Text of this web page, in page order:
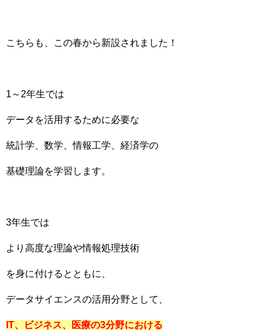
こちらも、この春から新設されました！
1～2年生では
データを活用するために必要な
統計学、数学、情報工学、経済学の
基礎理論を学習します。
3年生では
より高度な理論や情報処理技術
を身に付けるとともに、
データサイエンスの活用分野として、
IT、ビジネス、医療の3分野における